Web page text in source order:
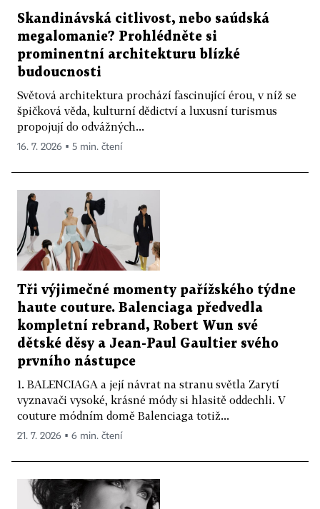
Skandinávská citlivost, nebo saúdská
megalomanie? Prohlédněte si
prominentní architekturu blízké
budoucnosti
Světová architektura prochází fascinující érou, v níž se
špičková věda, kulturní dědictví a luxusní turismus
propojují do odvážných...
16. 7. 2026 ▪ 5 min. čtení
Tři výjimečné momenty pařížského týdne
haute couture. Balenciaga předvedla
kompletní rebrand, Robert Wun své
dětské děsy a Jean-Paul Gaultier svého
prvního nástupce
1. BALENCIAGA a její návrat na stranu světla Zarytí
vyznavači vysoké, krásné módy si hlasitě oddechli. V
couture módním domě Balenciaga totiž...
21. 7. 2026 ▪ 6 min. čtení